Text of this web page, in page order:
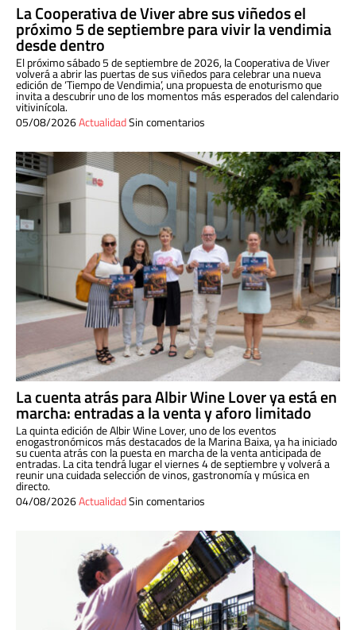
La Cooperativa de Viver abre sus viñedos el
próximo 5 de septiembre para vivir la vendimia
desde dentro
El próximo sábado 5 de septiembre de 2026, la Cooperativa de Viver
volverá a abrir las puertas de sus viñedos para celebrar una nueva
edición de ‘Tiempo de Vendimia’, una propuesta de enoturismo que
invita a descubrir uno de los momentos más esperados del calendario
vitivinícola.
05/08/2026ActualidadSin comentarios
La cuenta atrás para Albir Wine Lover ya está en
marcha: entradas a la venta y aforo limitado
La quinta edición de Albir Wine Lover, uno de los eventos
enogastronómicos más destacados de la Marina Baixa, ya ha iniciado
su cuenta atrás con la puesta en marcha de la venta anticipada de
entradas. La cita tendrá lugar el viernes 4 de septiembre y volverá a
reunir una cuidada selección de vinos, gastronomía y música en
directo.
04/08/2026ActualidadSin comentarios